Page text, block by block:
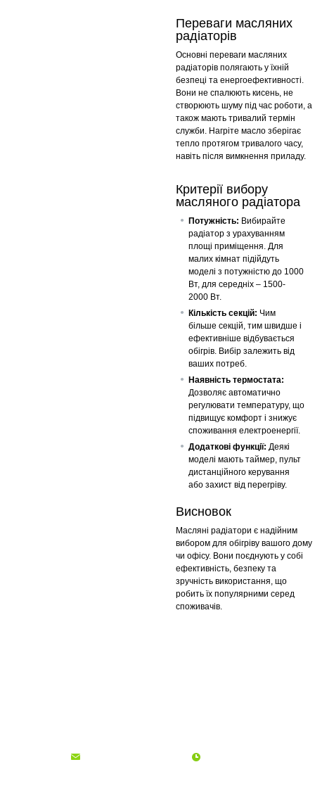
Переваги масляних
радіаторів
Основні переваги масляних
радіаторів полягають у їхній
безпеці та енергоефективності.
Вони не спалюють кисень, не
створюють шуму під час роботи, а
також мають тривалий термін
служби. Нагріте масло зберігає
тепло протягом тривалого часу,
навіть після вимкнення приладу.
Критерії вибору
масляного радіатора
Потужність: Вибирайте
радіатор з урахуванням
площі приміщення. Для
малих кімнат підійдуть
моделі з потужністю до 1000
Вт, для середніх – 1500-
2000 Вт.
Кількість секцій: Чим
більше секцій, тим швидше і
ефективніше відбувається
обігрів. Вибір залежить від
ваших потреб.
Наявність термостата:
Дозволяє автоматично
регулювати температуру, що
підвищує комфорт і знижує
споживання електроенергії.
Додаткові функції: Деякі
моделі мають таймер, пульт
дистанційного керування
або захист від перегріву.
Висновок
Масляні радіатори є надійним
вибором для обігріву вашого дому
чи офісу. Вони поєднують у собі
ефективність, безпеку та
зручність використання, що
робить їх популярними серед
споживачів.